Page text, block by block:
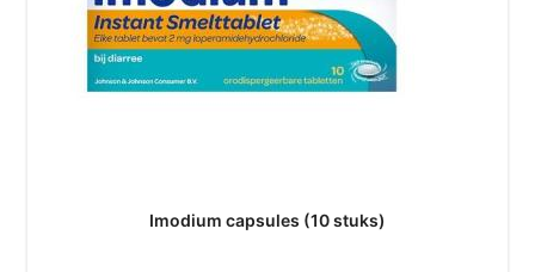
Imodium capsules (10 stuks)